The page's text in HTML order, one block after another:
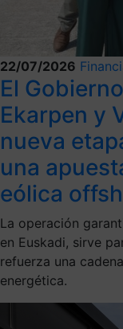
22/07/2026
El
Ekarpen y
nueva
una
eólica
La operación
en Euskadi, sirve
refuerza una
energética.